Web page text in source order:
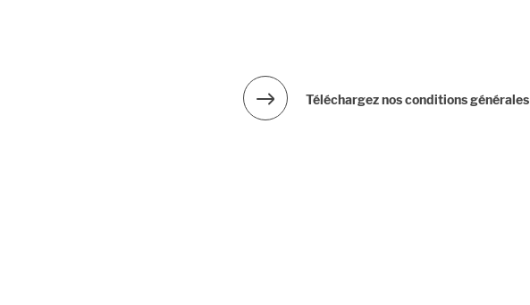
Téléchargez nos conditions générales